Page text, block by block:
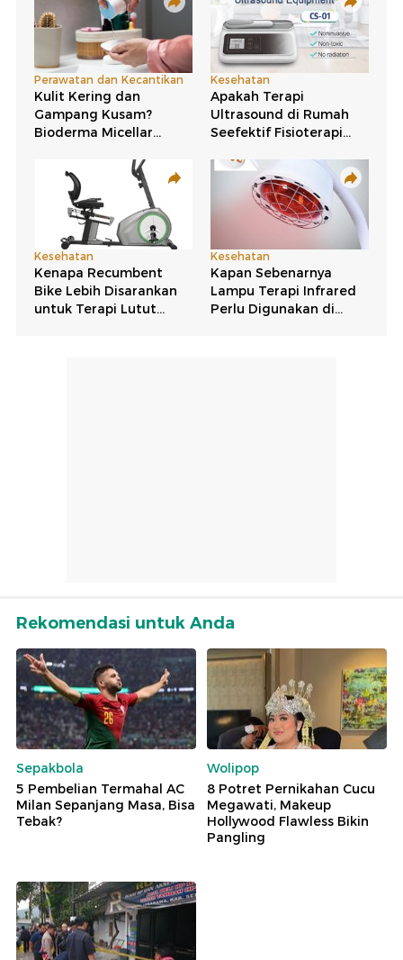
Rekomendasi untuk Anda
Sepakbola
5 Pembelian Termahal AC
Milan Sepanjang Masa, Bisa
Tebak?
Wolipop
8 Potret Pernikahan Cucu
Megawati, Makeup
Hollywood Flawless Bikin
Pangling